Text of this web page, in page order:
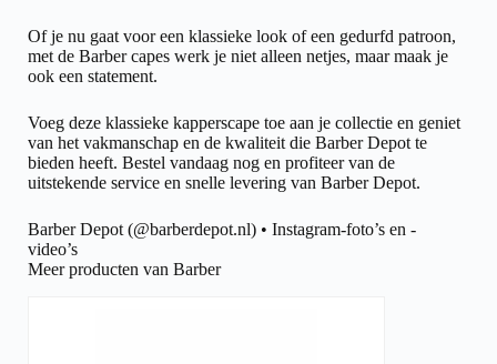
Of je nu gaat voor een klassieke look of een gedurfd patroon,
met de Barber capes werk je niet alleen netjes, maar maak je
ook een statement.
Voeg deze klassieke kapperscape toe aan je collectie en geniet
van het vakmanschap en de kwaliteit die Barber Depot te
bieden heeft. Bestel vandaag nog en profiteer van de
uitstekende service en snelle levering van Barber Depot.
Barber Depot (@barberdepot.nl) • Instagram-foto’s en -
video’s
Meer producten van Barber